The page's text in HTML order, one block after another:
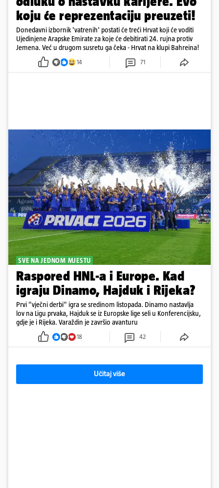
koju će reprezentaciju preuzeti!
Donedavni izbornik 'vatrenih' postati će treći Hrvat koji će voditi
Ujedinjene Arapske Emirate za koje će debitirati 24. rujna protiv
Jemena. Već u drugom susretu ga čeka - Hrvat na klupi Bahreina!
14 71
SVE NA JEDNOM MJESTU
Raspored HNL-a i Europe. Kad
igraju Dinamo, Hajduk i Rijeka?
Prvi "vječni derbi" igra se sredinom listopada. Dinamo nastavlja
lov na Ligu prvaka, Hajduk se iz Europske lige seli u Konferencijsku,
gdje je i Rijeka. Varaždin je završio avanturu
18 42
Učitaj više